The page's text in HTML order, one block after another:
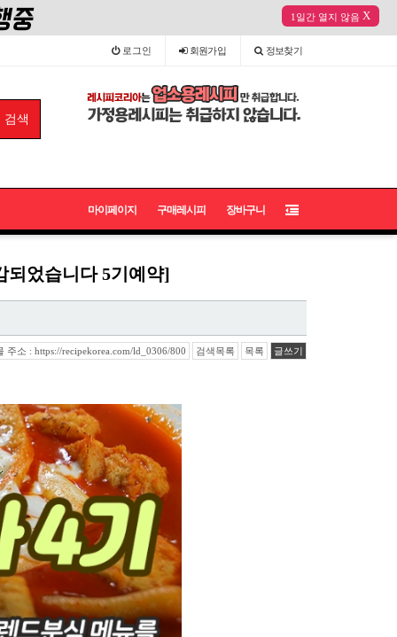
1일간 열지 않음 X
로그인 회원가입 정보찾기
마이페이지 구매레시피 장바구니
되었습니다 5기예약]
주소 : https://recipekorea.com/ld_0306/800 검색목록 목록 글쓰기